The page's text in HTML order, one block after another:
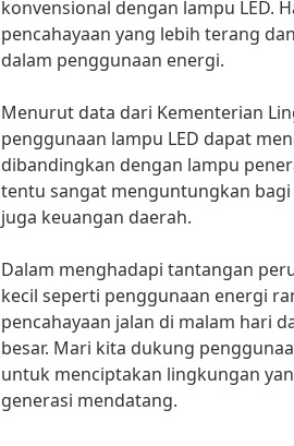
konvensional dengan lampu LED.
pencahayaan yang lebih terang
dalam penggunaan energi.
Menurut data dari Kementerian
penggunaan lampu LED dapat
dibandingkan dengan lampu
tentu sangat menguntungkan
juga keuangan daerah.
Dalam menghadapi tantangan
kecil seperti penggunaan energi
pencahayaan jalan di malam hari
besar. Mari kita dukung
untuk menciptakan lingkungan
generasi mendatang.